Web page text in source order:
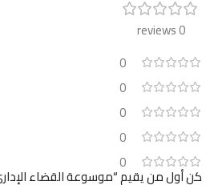
0 reviews
0
0
0
0
0
كن أول من يقيم “موسوعة القضاء الإداري 8